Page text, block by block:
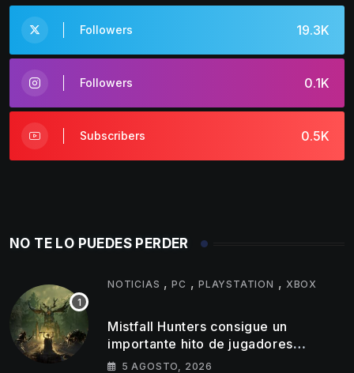
19.3K
Followers
0.1K
Followers
0.5K
Subscribers
NO TE LO PUEDES PERDER
NOTICIAS ,PC ,PLAYSTATION , XBOX
Mistfall Hunters consigue un
importante hito de jugadores
simultáneos
5 AGOSTO, 2026